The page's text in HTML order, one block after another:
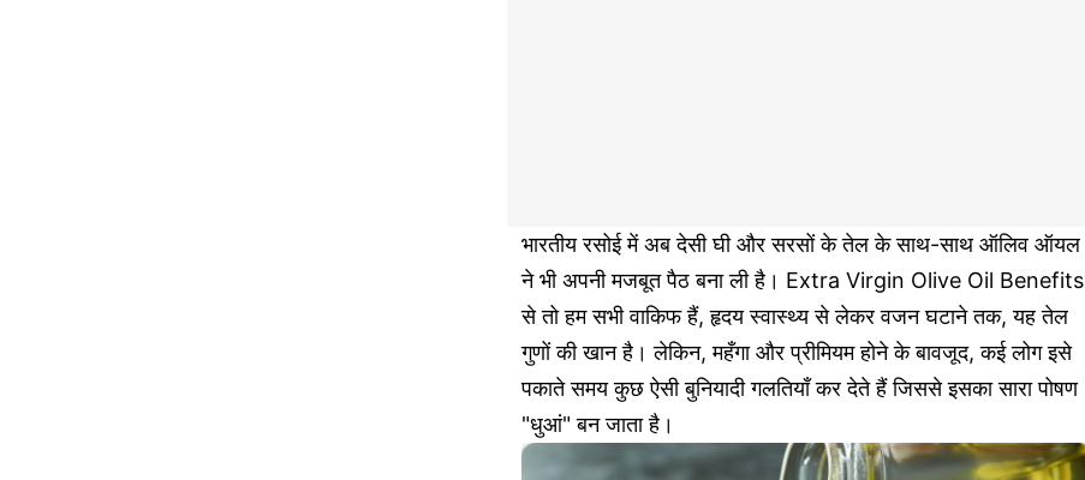
भारतीय रसोई में अब देसी घी और सरसों के तेल के साथ-साथ ऑलिव ऑयल
ने भी अपनी मजबूत पैठ बना ली है। Extra Virgin Olive Oil Benefits
से तो हम सभी वाकिफ हैं, हृदय स्वास्थ्य से लेकर वजन घटाने तक, यह तेल
गुणों की खान है। लेकिन, महँगा और प्रीमियम होने के बावजूद, कई लोग इसे
पकाते समय कुछ ऐसी बुनियादी गलतियाँ कर देते हैं जिससे इसका सारा पोषण
"धुआं" बन जाता है।